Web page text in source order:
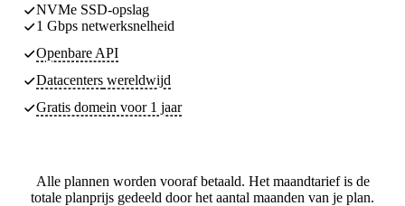
NVMe SSD-opslag
1 Gbps netwerksnelheid
Openbare API
Datacenters wereldwijd
Gratis domein voor 1 jaar
Alle plannen worden vooraf betaald. Het maandtarief is de
totale planprijs gedeeld door het aantal maanden van je plan.